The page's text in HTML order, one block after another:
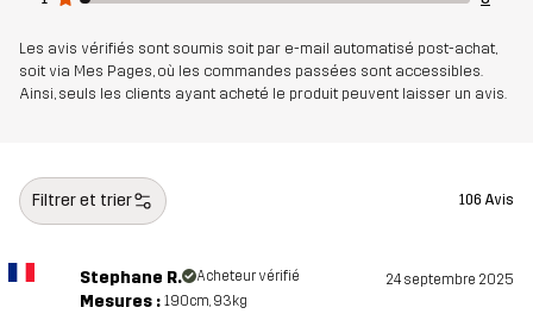
Les avis vérifiés sont soumis soit par e-mail automatisé post-achat,
soit via Mes Pages, où les commandes passées sont accessibles.
Ainsi, seuls les clients ayant acheté le produit peuvent laisser un avis.
Filtrer et trier 106 Avis
Stephane R. Acheteur vérifié 24 septembre 2025
Mesures : 190cm, 93kg